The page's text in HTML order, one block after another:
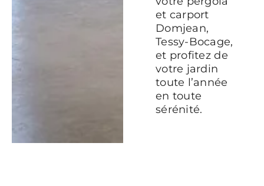
et carport
Domjean,
Tessy-Bocage,
et profitez de
votre jardin
toute l’année
en toute
sérénité.